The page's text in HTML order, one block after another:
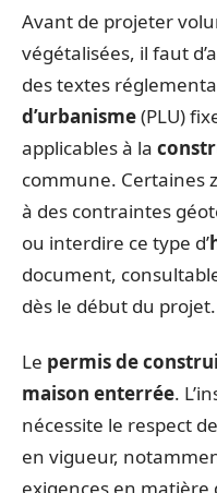
Avant de projeter
végétalisées, il faut
des textes
d’urbanisme(PLU)
applicables à la
commune. Certaines
à des contraintes
ou interdire ce type d’
document,
dès le début du projet.
Le permis de
maison enterrée.
nécessite le respect
en vigueur,